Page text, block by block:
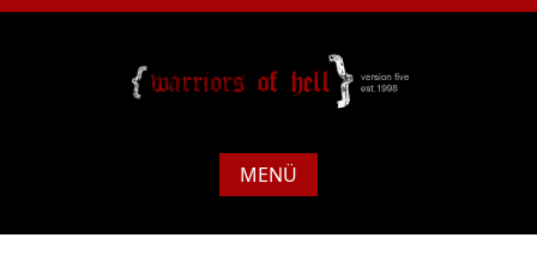
MENÜ